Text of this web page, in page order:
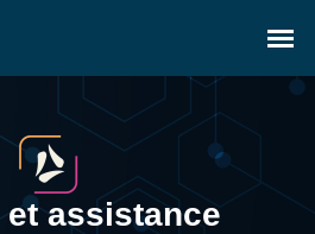
et assistance